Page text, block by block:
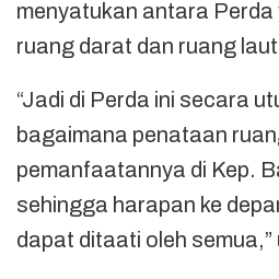
menyatukan antara
ruang darat dan ruang
“Jadi di Perda ini secara
bagaimana penataan
pemanfaatannya di Kep.
sehingga harapan ke
dapat ditaati oleh semua,”